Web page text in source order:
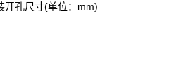
开孔尺寸(单位： mm)